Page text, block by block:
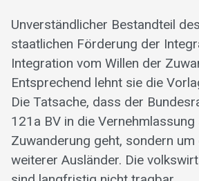
Unverständlicher Bestandteil
staatlichen Förderung der
Integration vom Willen der
Entsprechend lehnt sie die
Die Tatsache, dass der
121a BV in die
Zuwanderung geht, sondern
weiterer Ausländer. Die